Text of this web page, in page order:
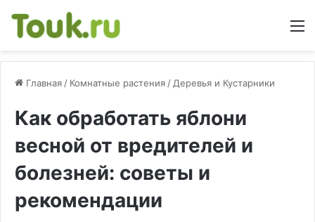
Главная / Комнатные растения / Деревья и Кустарники
Как обработать яблони
весной от вредителей и
болезней: советы и
рекомендации